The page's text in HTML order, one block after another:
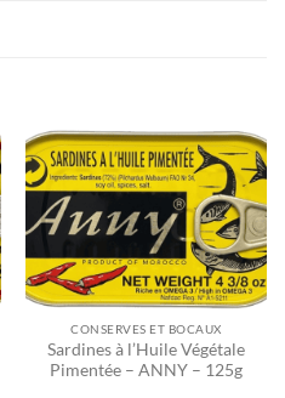
CONSERVES ET BOCAUX
Sardines à l’Huile Végétale
Pimentée – ANNY – 125g